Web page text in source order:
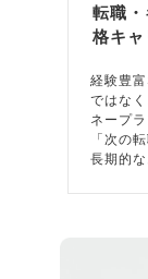
転職
格キ
経験豊
ではな
ネープ
「次の
長期的